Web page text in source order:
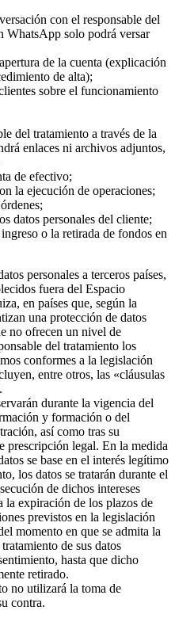
con el responsable del
WhatsApp solo podrá versar
de la cuenta (explicación
de alta);
sobre el funcionamiento
del tratamiento a través de la
enlaces ni archivos adjuntos,
de efectivo;
la ejecución de operaciones;
datos personales del cliente;
o la retirada de fondos en
personales a terceros países,
fuera del Espacio
en países que, según la
una protección de datos
no ofrecen un nivel de
del tratamiento los
conformes a la legislación
entre otros, las «cláusulas
durante la vigencia del
y formación o del
así como tras su
prescripción legal. En la medida
se base en el interés legítimo
los datos se tratarán durante el
de dichos intereses
la expiración de los plazos de
previstos en la legislación
momento en que se admita la
de sus datos
hasta que dicho
retirado.
no utilizará la toma de
contra.